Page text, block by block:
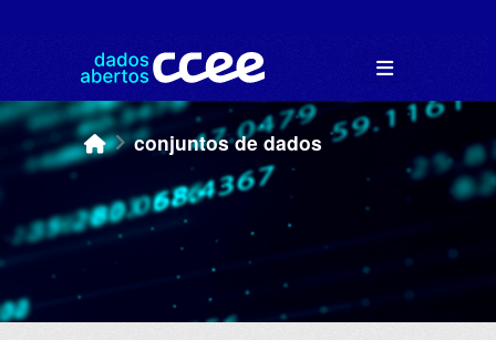
conjuntos de dados